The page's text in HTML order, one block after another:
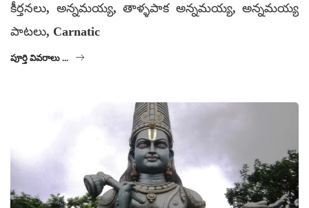
కీర్తనలు, అన్నమయ్య, తాళ్ళపాక అన్నమయ్య, అన్నమయ్య
పాటలు, Carnatic
పూర్తి వివరాలు ...